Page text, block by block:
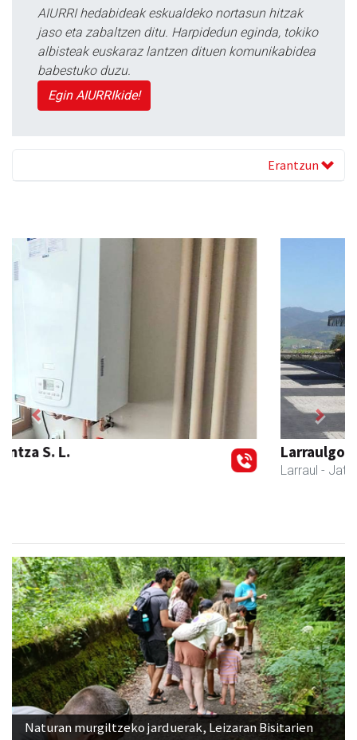
AIURRI hedabideak eskualdeko nortasun hitzak
jaso eta zabaltzen ditu. Harpidedun eginda, tokiko
albisteak euskaraz lantzen dituen komunikabidea
babestuko duzu.
Egin AIURRIkide!
Erantzun
Larraulgo herri ostatua
Previous Next
Naturan murgiltzeko jarduerak, Leizaran Bisitarien